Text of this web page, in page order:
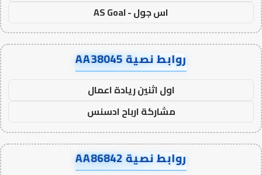
اس جول - AS Goal
روابط نصية AA38045
اول اثنين ريادة اعمال
مشاركة ارباح ادسنس
روابط نصية AA86842